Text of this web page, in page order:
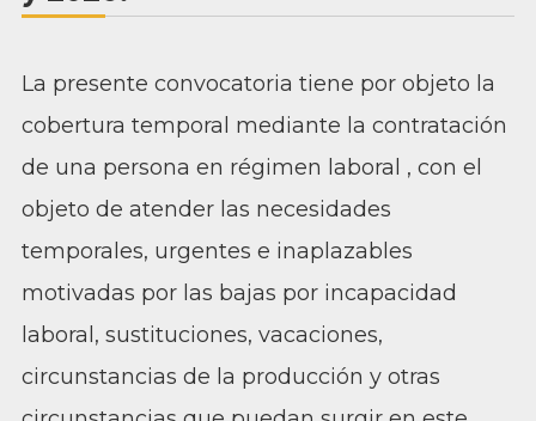
La presente convocatoria tiene por objeto la
cobertura temporal mediante la contratación
de una persona en régimen laboral , con el
objeto de atender las necesidades
temporales, urgentes e inaplazables
motivadas por las bajas por incapacidad
laboral, sustituciones, vacaciones,
circunstancias de la producción y otras